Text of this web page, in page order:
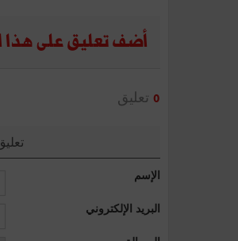
أضف تعليق على هذا
0 تعليق
الإسم
البريد الإلكتروني